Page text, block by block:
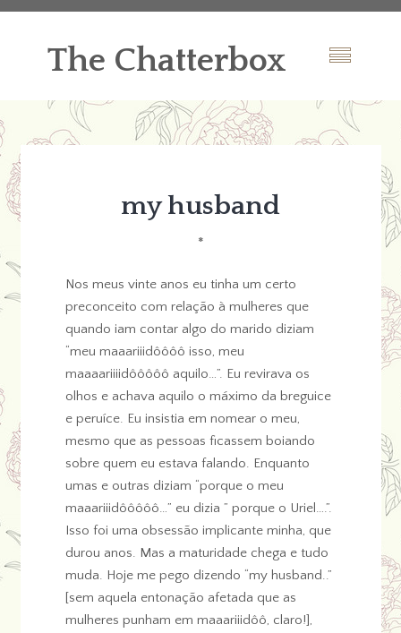
The Chatterbox
my husband
*
Nos meus vinte anos eu tinha um certo
preconceito com relação à mulheres que
quando iam contar algo do marido diziam
“meu maaariiidôôôô isso, meu
maaaariiiidôôôôô aquilo…”. Eu revirava os
olhos e achava aquilo o máximo da breguice
e peruíce. Eu insistia em nomear o meu,
mesmo que as pessoas ficassem boiando
sobre quem eu estava falando. Enquanto
umas e outras diziam “porque o meu
maaariiidôôôôô…” eu dizia ” porque o Uriel….”.
Isso foi uma obsessão implicante minha, que
durou anos. Mas a maturidade chega e tudo
muda. Hoje me pego dizendo “my husband..”
[sem aquela entonação afetada que as
mulheres punham em maaariiidôô, claro!],